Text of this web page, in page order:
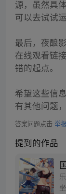
源，虽然具
可以去试试运
最后，夜酿
在线观看链
错的起点。
希望这些信
有其他问题
答案问题点击 举
提到的作品